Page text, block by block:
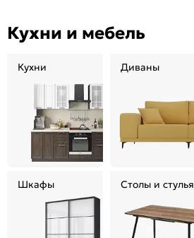
Кухни и мебель
Кухни Диваны
Шкафы Столы и стулья